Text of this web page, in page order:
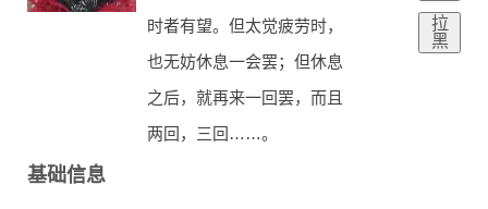
时者有望。但太觉疲劳时，
也无妨休息一会罢；但休息
之后，就再来一回罢，而且
两回，三回……。
拉
黑
基础信息